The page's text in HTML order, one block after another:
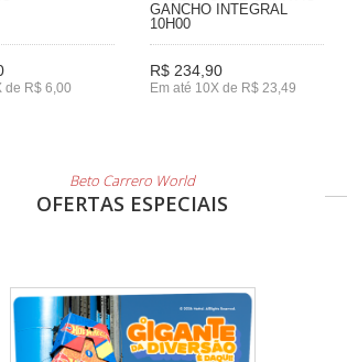
de R$ 6,00
GANCHO INTEGRAL
10H00
R$ 234,90
Em até 10X de R$ 23,49
Beto Carrero World
OFERTAS ESPECIAIS